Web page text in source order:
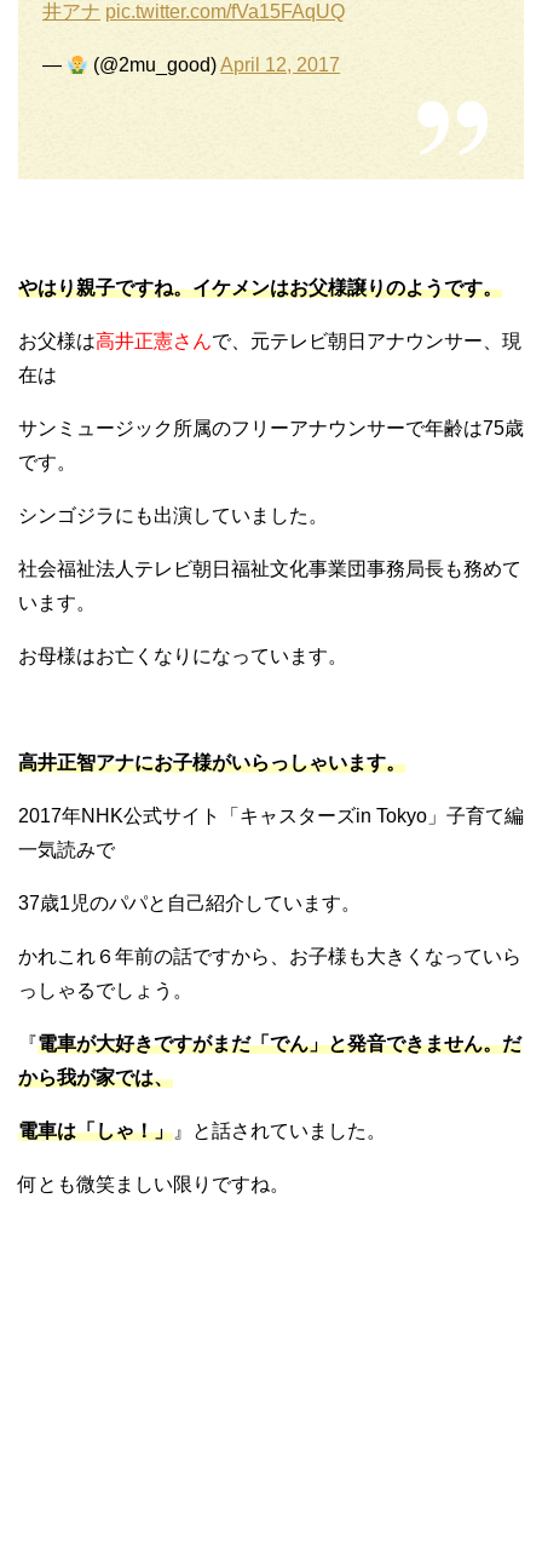
井アナ pic.twitter.com/fVa15FAqUQ
— (@2mu_good)April 12, 2017
やはり親子ですね。イケメンはお父様譲りのようです。
お父様は高井正憲さんで、元テレビ朝日アナウンサー、現
在は
サンミュージック所属のフリーアナウンサーで年齢は75歳
です。
シンゴジラにも出演していました。
社会福祉法人テレビ朝日福祉文化事業団事務局長も務めて
います。
お母様はお亡くなりになっています。
高井正智アナにお子様がいらっしゃいます。
2017年NHK公式サイト「キャスターズin Tokyo」子育て編
一気読みで
37歳1児のパパと自己紹介しています。
かれこれ６年前の話ですから、お子様も大きくなっていら
っしゃるでしょう。
『電車が大好きですがまだ「でん」と発音できません。だ
から我が家では、
電車は「しゃ！」 』と話されていました。
何とも微笑ましい限りですね。